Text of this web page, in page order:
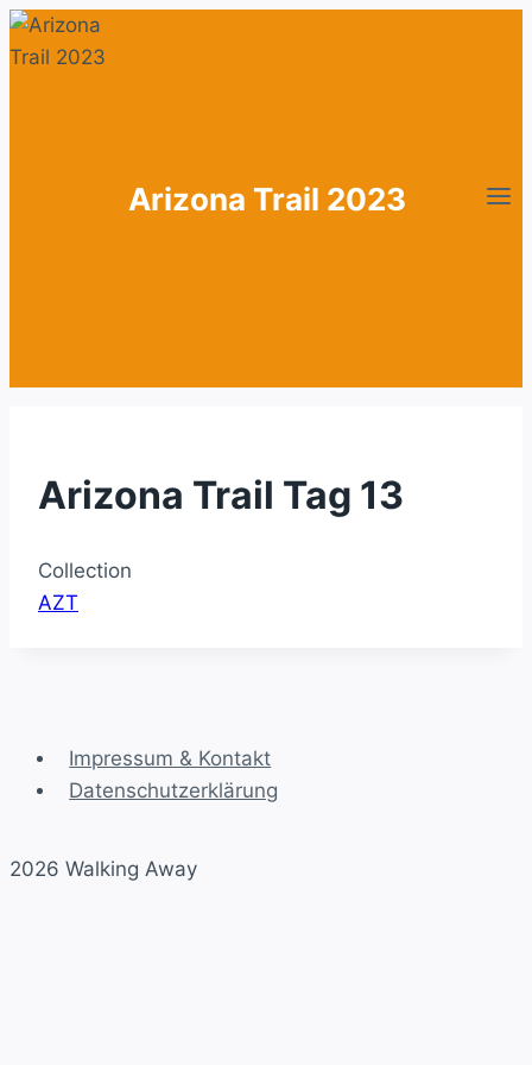
Zum
Inhalt
Arizona Trail 2023
Arizona Trail Tag 13
Collection
AZT
Impressum & Kontakt
Datenschutzerklärung
2026 Walking Away